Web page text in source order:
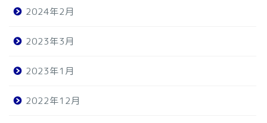
2024年2月
2023年3月
2023年1月
2022年12月